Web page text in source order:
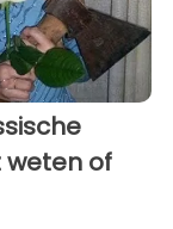
of